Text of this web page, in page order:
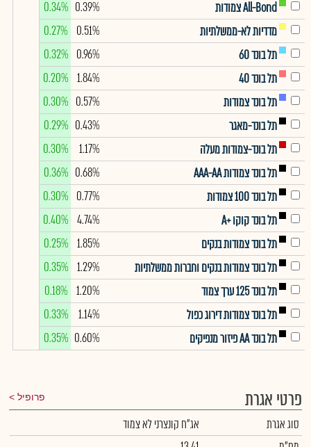
All-Bond צמודות
0.39%
0.34%
מדדיות לא-ממשלתיות
0.51%
0.27%
תל בונד 60
0.96%
0.32%
תל בונד 40
1.84%
0.20%
תל בונד צמודות
0.57%
0.30%
תל בונד-מאגר
0.43%
0.29%
תל בונד-צמודות מעלה
1.17%
0.30%
תל בונד צמודות AAA-AA
0.68%
0.36%
תל בונד 100 צמודות
0.77%
0.30%
תל בונד קוקו +A
4.74%
0.40%
תל בונד צמודות בנקים
1.85%
0.25%
תל בונד צמודות בנקים וחברות ממשלתיות
1.29%
0.35%
תל בונד 125 ערך צמוד
1.20%
0.18%
תל בונד צמודות דירוג כפול
1.14%
0.33%
תל בונד AA פיזור מנפיקים
0.60%
0.35%
פרטי אגרת פרופיל
סוג אגרת
אג"ח קונצרני לא צמוד